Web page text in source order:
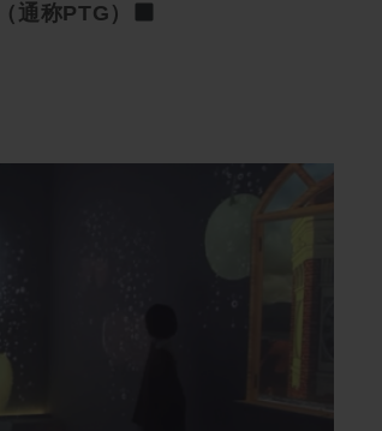
称PTG）